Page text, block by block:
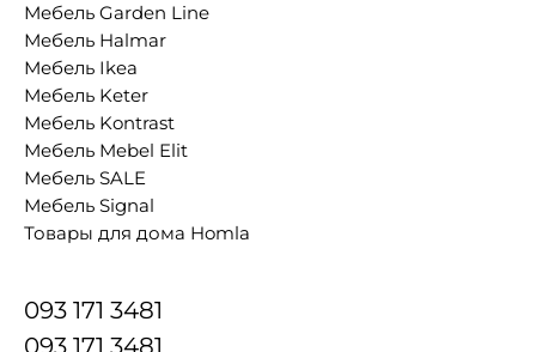
Мебель Garden Line
Мебель Halmar
Мебель Ikea
Мебель Keter
Мебель Kontrast
Мебель Mebel Elit
Мебель SALE
Мебель Signal
Товары для дома Homla
093 171 3481
093 171 3481